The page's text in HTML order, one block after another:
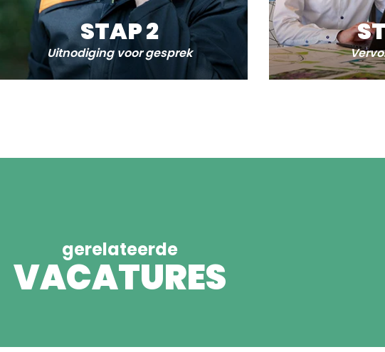
STAP 2
Uitnodiging voor gesprek
gerelateerde
VACATURES